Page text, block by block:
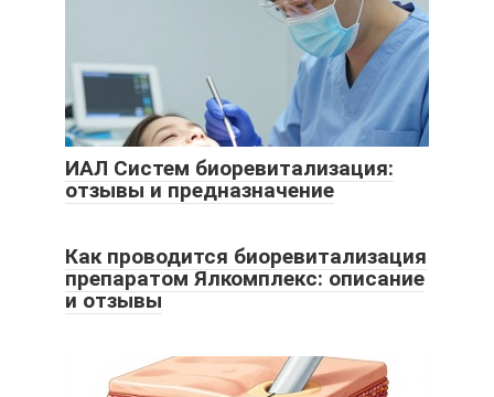
ИАЛ Систем биоревитализация:
отзывы и предназначение
Как проводится биоревитализация
препаратом Ялкомплекс: описание
и отзывы